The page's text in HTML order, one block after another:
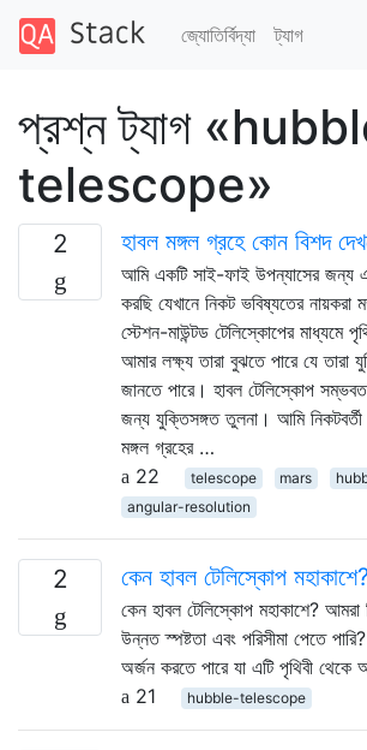
জ্যোতির্বিদ্যা ট্যাগ
প্রশ্ন ট্যাগ
telescope»
2 হাবল মঙ্গল গ্রহে কোন বিশদ
আমি একটি সাই-ফাই উপন্যাসের জন্য
করছি যেখানে নিকট ভবিষ্যতের নায়করা
স্টেশন-মাউন্টড টেলিস্কোপের মাধ্যমে
আমার লক্ষ্য তারা বুঝতে পারে যে তারা
জানতে পারে। হাবল টেলিস্কোপ
জন্য যুক্তিসঙ্গত তুলনা। আমি
মঙ্গল গ্রহের …
22
telescope mars
angular-resolution
2 কেন হাবল টেলিস্কোপ মহাকাশে?
কেন হাবল টেলিস্কোপ মহাকাশে? আমরা
উন্নত স্পষ্টতা এবং পরিসীমা পেতে
অর্জন করতে পারে যা এটি পৃথিবী থেকে
21
hubble-telescope